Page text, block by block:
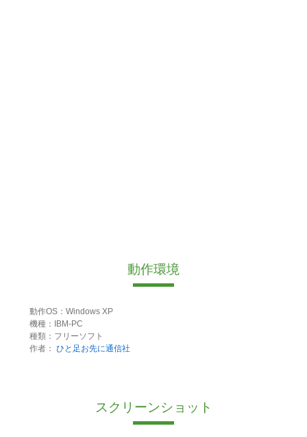
動作環境
動作OS：Windows XP
機種：IBM-PC
種類：フリーソフト
作者： ひと足お先に通信社
スクリーンショット